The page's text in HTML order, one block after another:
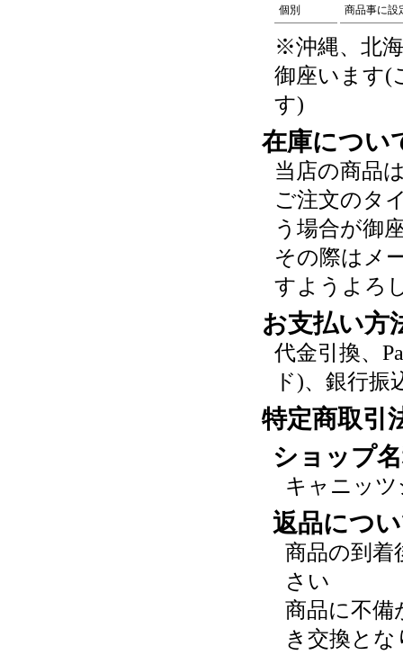
個別 商品事に設
※沖縄、北
御座います(
す)
在庫につい
当店の商品
ご注文のタ
う場合が御
その際はメ
すようよろ
お支払い方
代金引換、
ド)、銀行振
特定商取引
ショップ
キャニッ
返品につ
商品の到着
さい
商品に不備
き交換と